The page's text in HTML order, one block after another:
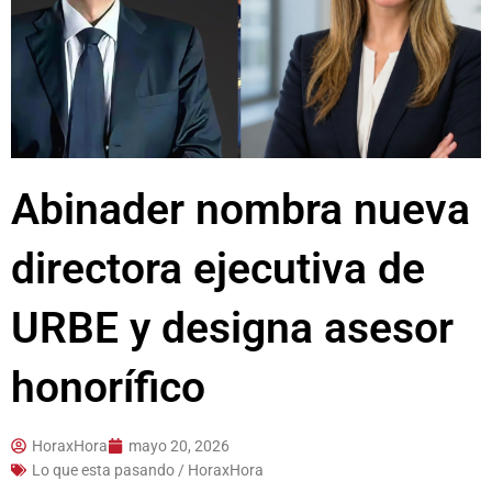
Abinader nombra nueva
directora ejecutiva de
URBE y designa asesor
honorífico
HoraxHora
mayo 20, 2026
Lo que esta pasando / HoraxHora